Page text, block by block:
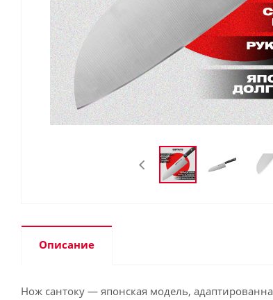
Описание
Нож сантоку — японская модель,